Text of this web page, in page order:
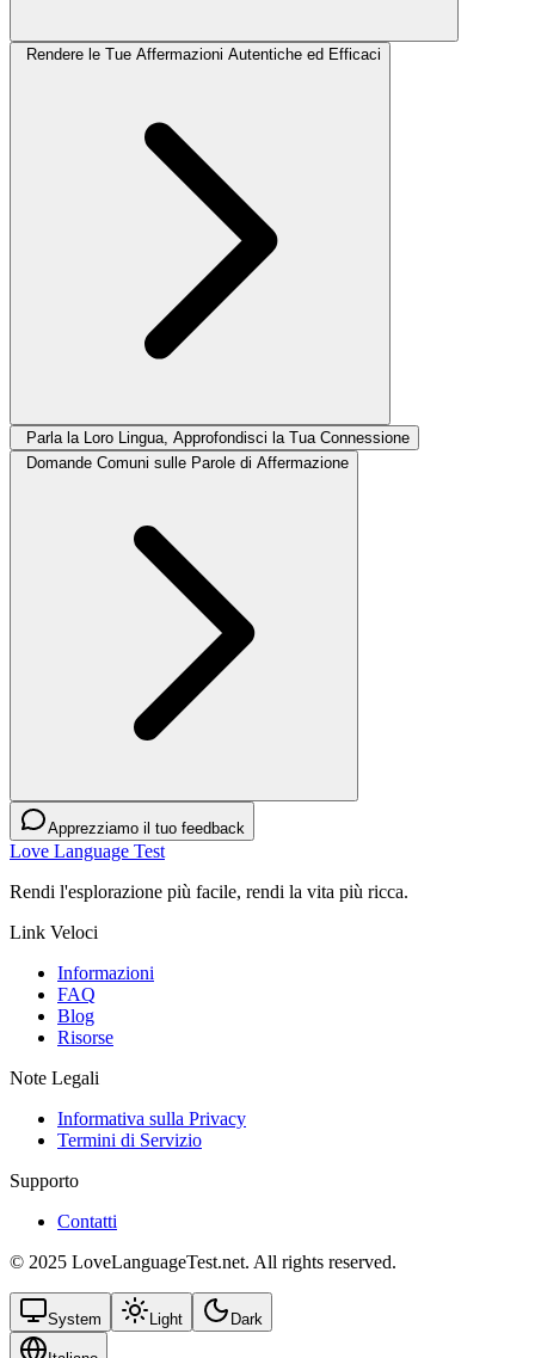
Rendere le Tue Affermazioni Autentiche ed Efficaci
Parla la Loro Lingua, Approfondisci la Tua Connessione
Domande Comuni sulle Parole di Affermazione
Apprezziamo il tuo feedback
Love Language Test
Rendi l'esplorazione più facile, rendi la vita più ricca.
Link Veloci
Informazioni
FAQ
Blog
Risorse
Note Legali
Informativa sulla Privacy
Termini di Servizio
Supporto
Contatti
© 2025 LoveLanguageTest.net. All rights reserved.
System Light Dark